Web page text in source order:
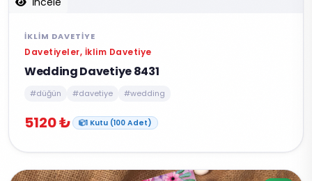
İKLIM DAVETIYE
Davetiyeler, İklim Davetiye
Wedding Davetiye 8431
#düğün #davetiye #wedding
5120 ₺ 1 Kutu (100 Adet)